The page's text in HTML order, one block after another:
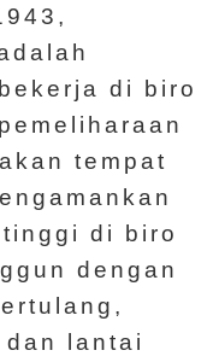
di biro
tempat
di biro
dengan
lantai